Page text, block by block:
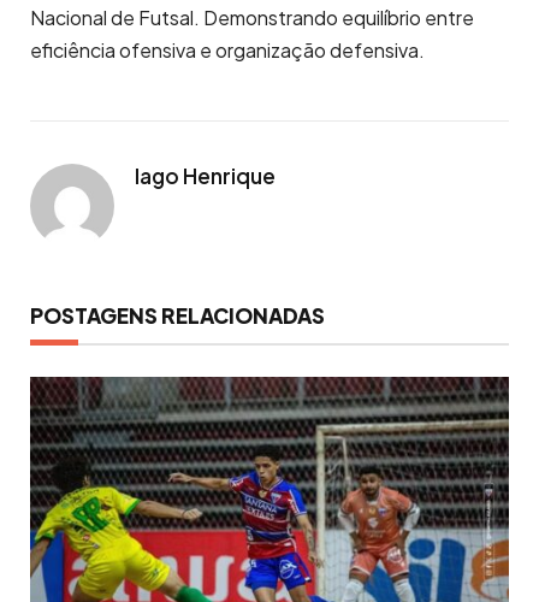
Nacional de Futsal. Demonstrando equilíbrio entre
eficiência ofensiva e organização defensiva.
Iago Henrique
POSTAGENS RELACIONADAS